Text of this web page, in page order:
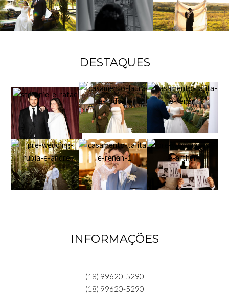
DESTAQUES
INFORMAÇÕES
(18) 99620-5290
(18) 99620-5290